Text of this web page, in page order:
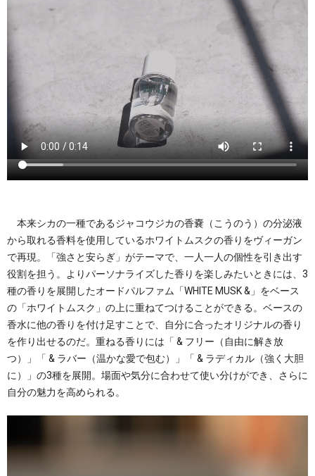
本来シカの一種であるジャコウジカの香嚢（こうのう）の分泌液
から取れる香料を使用しているホワイトムスクの香りをヴィーガン
で再現。「強さと安らぎ」がテーマで、一人一人の個性を引き出す
役割を担う。よりパーソナライズした香りを楽しみたいときには、3
種の香りを展開したオードパルファム「WHITE MUSK &」をベース
の「ホワイトムスク」の上に重ねてつけることができる。ベースの
香水に他の香りを付け足すことで、自分に合ったオリジナルの香り
を作り出せるのだ。重ねる香りには「 & フリー（自由に解き放
つ）」「 & ラバー（温かな愛で包む）」「 & ラディカル（強く大胆
に）」の3種を展開。場面や気分に合わせて使い分けができ、さらに
自分の魅力を高められる。